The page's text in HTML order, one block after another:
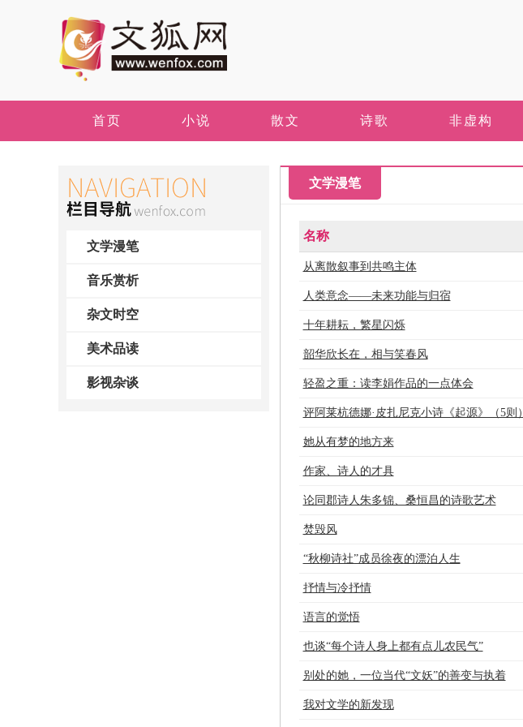
首页 小说 散文 诗歌 非虚构
文学漫笔
音乐赏析
杂文时空
美术品读
影视杂谈
文学漫笔
名称
从离散叙事到共鸣主体
人类意念——未来功能与归宿
十年耕耘，繁星闪烁
韶华欣长在，相与笑春风
轻盈之重：读李娟作品的一点体会
评阿莱杭德娜·皮扎尼克小诗《起源》（5则）
她从有梦的地方来
作家、诗人的才具
论同郡诗人朱多锦、桑恒昌的诗歌艺术
焚毁风
“秋柳诗社”成员徐夜的漂泊人生
抒情与冷抒情
语言的觉悟
也谈“每个诗人身上都有点儿农民气”
别处的她，一位当代“文妖”的善变与执着
我对文学的新发现